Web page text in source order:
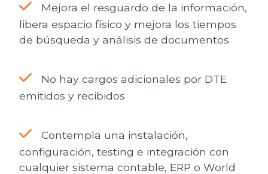
Mejora el resguardo de la información,
libera espacio físico y mejora los tiempos
de búsqueda y análisis de documentos
No hay cargos adicionales por DTE
emitidos y recibidos
Contempla una instalación,
configuración, testing e integración con
cualquier sistema contable, ERP o World